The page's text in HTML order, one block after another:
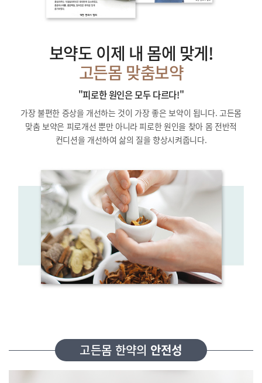
보약도 이제 내 몸에 맞게!
고든몸 맞춤보약
"피로한 원인은 모두 다르다!"
가장 불편한 증상을 개선하는 것이 가장 좋은 보약이 됩니다. 고든몸
맞춤 보약은 피로개선 뿐만 아니라 피로한 원인을 찾아 몸 전반적
컨디션을 개선하여 삶의 질을 향상시켜줍니다.
고든몸 한약의 안전성